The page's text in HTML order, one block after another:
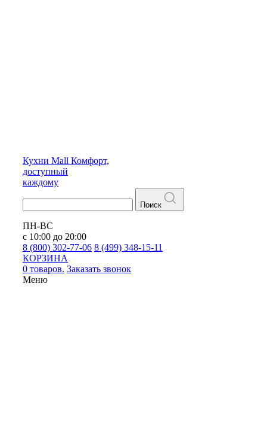
Кухни Mall Комфорт,
доступный
каждому
Поиск
ПН-ВС
с 10:00 до 20:00
8 (800) 302-77-06 8 (499) 348-15-11
КОРЗИНА
0 товаров. Заказать звонок
Меню